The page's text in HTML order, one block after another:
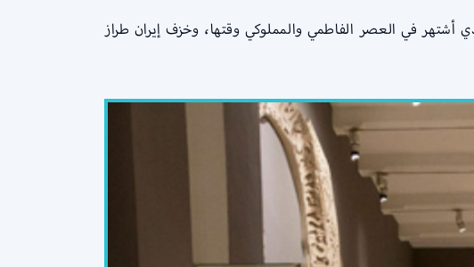
في العصر الفاطمي والمملوكي وقتها، وخزف إيران طراز